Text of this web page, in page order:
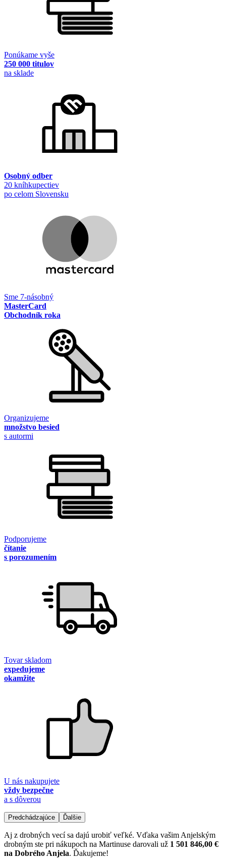
Ponúkame vyše
250 000 titulov
na sklade
Osobný odber
20 kníhkupectiev
po celom Slovensku
Sme 7-násobný
MasterCard
Obchodník roka
Organizujeme
množstvo besied
s autormi
Podporujeme
čítanie
s porozumením
Tovar skladom
expedujeme
okamžite
U nás nakupujete
vždy bezpečne
a s dôverou
Predchádzajúce Ďalšie
Aj z drobných vecí sa dajú urobiť veľké. Vďaka vašim Anjelským
drobným ste pri nákupoch na Martinuse darovali už 1 501 846,00 €
na Dobrého Anjela. Ďakujeme!